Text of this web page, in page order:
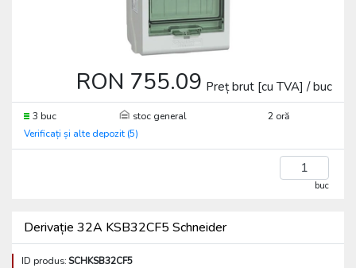
RON 755.09 Preț brut [cu TVA] / buc
3 buc stoc general
2 oră
Verificați și alte depozit (5)
buc
Derivație 32A KSB32CF5 Schneider
ID produs:SCHKSB32CF5